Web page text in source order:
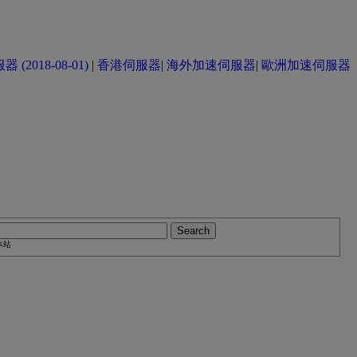
(2018-08-01) | 香港伺服器| 海外加速伺服器| 歐洲加速伺服器
站